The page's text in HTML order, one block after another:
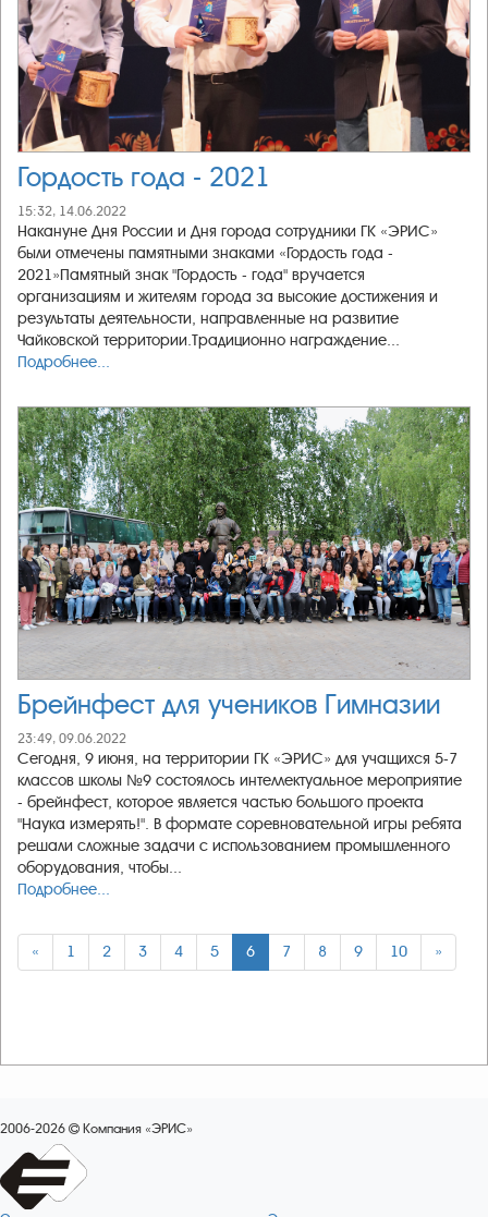
Гордость года - 2021
15:32, 14.06.2022
Накануне Дня России и Дня города сотрудники ГК «ЭРИС»
были отмечены памятными знаками «Гордость года -
2021»Памятный знак "Гордость - года" вручается
организациям и жителям города за высокие достижения и
результаты деятельности, направленные на развитие
Чайковской территории.Традиционно награждение...
Подробнее...
Брейнфест для учеников Гимназии
23:49, 09.06.2022
Сегодня, 9 июня, на территории ГК «ЭРИС» для учащихся 5-7
классов школы №9 состоялось интеллектуальное мероприятие
- брейнфест, которое является частью большого проекта
"Наука измерять!". В формате соревновательной игры ребята
решали сложные задачи с использованием промышленного
оборудования, чтобы...
Подробнее...
« 1 2 3 4 5 6 7 8 9 10 »
2006-2026 Компания «ЭРИС»